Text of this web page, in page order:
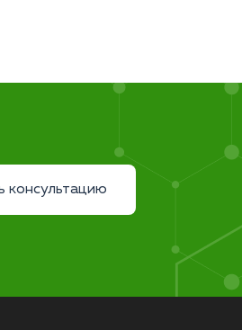
консультацию